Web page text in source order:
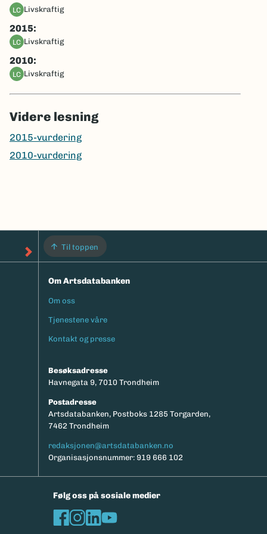
LC livskraftig
2015:
LC livskraftig
2010:
LC livskraftig
Videre lesning
2015-vurdering
2010-vurdering
Til toppen
Om Artsdatabanken
Footermeny
Om oss
Tjenestene våre
Kontakt og presse
Besøksadresse
Havnegata 9, 7010 Trondheim
Postadresse
Artsdatabanken, Postboks 1285 Torgarden,
7462 Trondheim
redaksjonen@artsdatabanken.no
Organisasjonsnummer: 919 666 102
Følg oss på sosiale medier